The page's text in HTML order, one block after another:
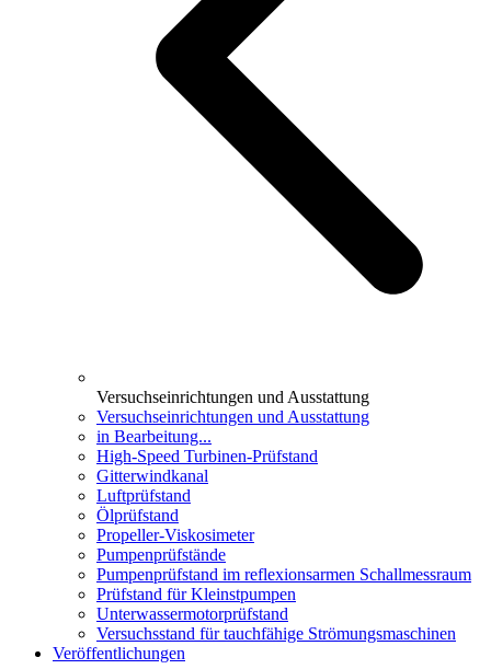
Versuchseinrichtungen und Ausstattung
Versuchseinrichtungen und Ausstattung
in Bearbeitung...
High-Speed Turbinen-Prüfstand
Gitterwindkanal
Luftprüfstand
Ölprüfstand
Propeller-Viskosimeter
Pumpenprüfstände
Pumpenprüfstand im reflexionsarmen Schallmessraum
Prüfstand für Kleinstpumpen
Unterwassermotorprüfstand
Versuchsstand für tauchfähige Strömungsmaschinen
Veröffentlichungen